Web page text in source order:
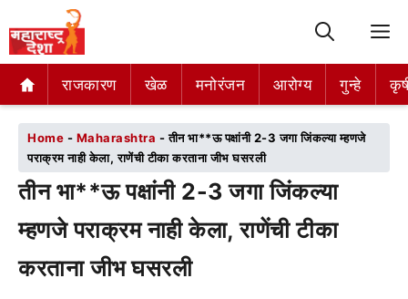
राजकारण खेळ मनोरंजन आरोग्य गुन्हे
राजकारण खेळ मनोरंजन आरोग्य गुन्हे
Home - Maharashtra -तीन भा**ऊ पक्षांनी 2-3 जगा जिंकल्या म्हणजे
पराक्रम नाही केला, राणेंची टीका करताना जीभ घसरली
तीन भा**ऊ पक्षांनी 2-3 जगा जिंकल्या
म्हणजे पराक्रम नाही केला, राणेंची टीका
करताना जीभ घसरली